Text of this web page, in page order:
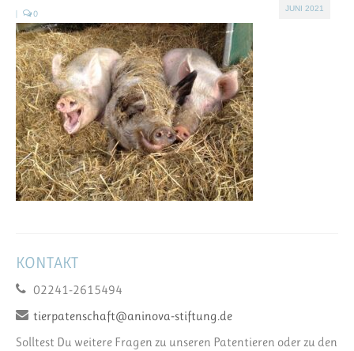
Patenschaft verschenken
Blog
FAQ
JUNI 2021
| 0
KONTAKT
02241-2615494
tierpatenschaft@aninova-stiftung.de
Solltest Du weitere Fragen zu unseren Patentieren oder zu den